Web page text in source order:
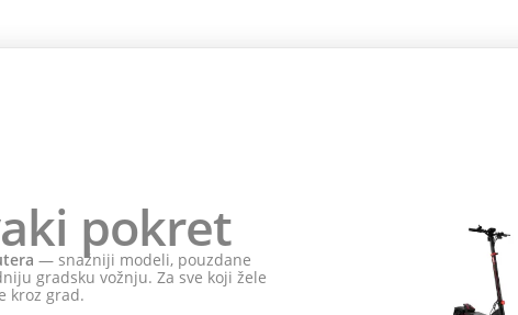
pokret
— snažniji modeli, pouzdane
gradsku vožnju. Za sve koji žele
kroz grad.